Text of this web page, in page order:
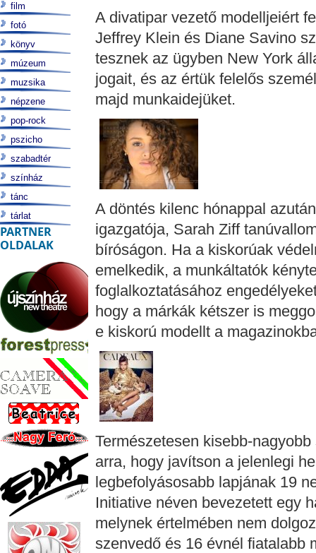
A divatipar vezető modelljeiért
Jeffrey Klein és Diane Savino
tesznek az ügyben New York
jogait, és az értük felelős
majd munkaidejüket.
A döntés kilenc hónappal
igazgatója, Sarah Ziff
bíróságon. Ha a kiskorúak
emelkedik, a munkáltatók
foglalkoztatásához
hogy a márkák kétszer is
e kiskorú modellt a
Természetesen kisebb-
arra, hogy javítson a jelenlegi
legbefolyásosabb lapjának 19
Initiative néven bevezetett egy
melynek értelmében nem
szenvedő és 16 évnél fiatalabb
film
fotó
könyv
múzeum
muzsika
népzene
pop-rock
pszicho
szabadtér
színház
tánc
tárlat
PARTNER
OLDALAK